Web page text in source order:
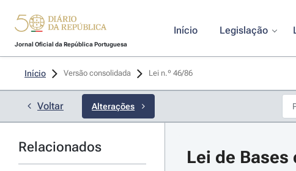
Jornal Oficial da República Portuguesa
Início Legislação
Início Versão consolidada Lei n.º 46/86
Voltar Alterações
Relacionados
Lei de